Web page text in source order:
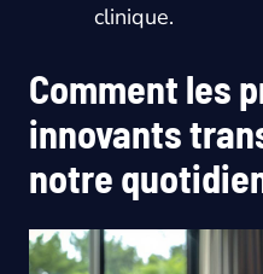
clinique.
Comment les
innovants
notre